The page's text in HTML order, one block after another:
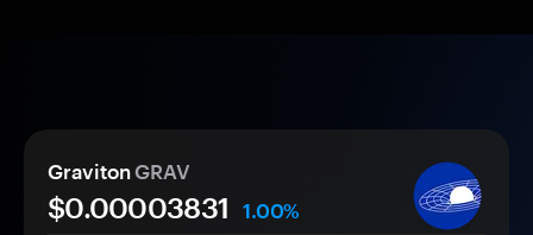
GravitonGRAV
$0.00003831
1.00%